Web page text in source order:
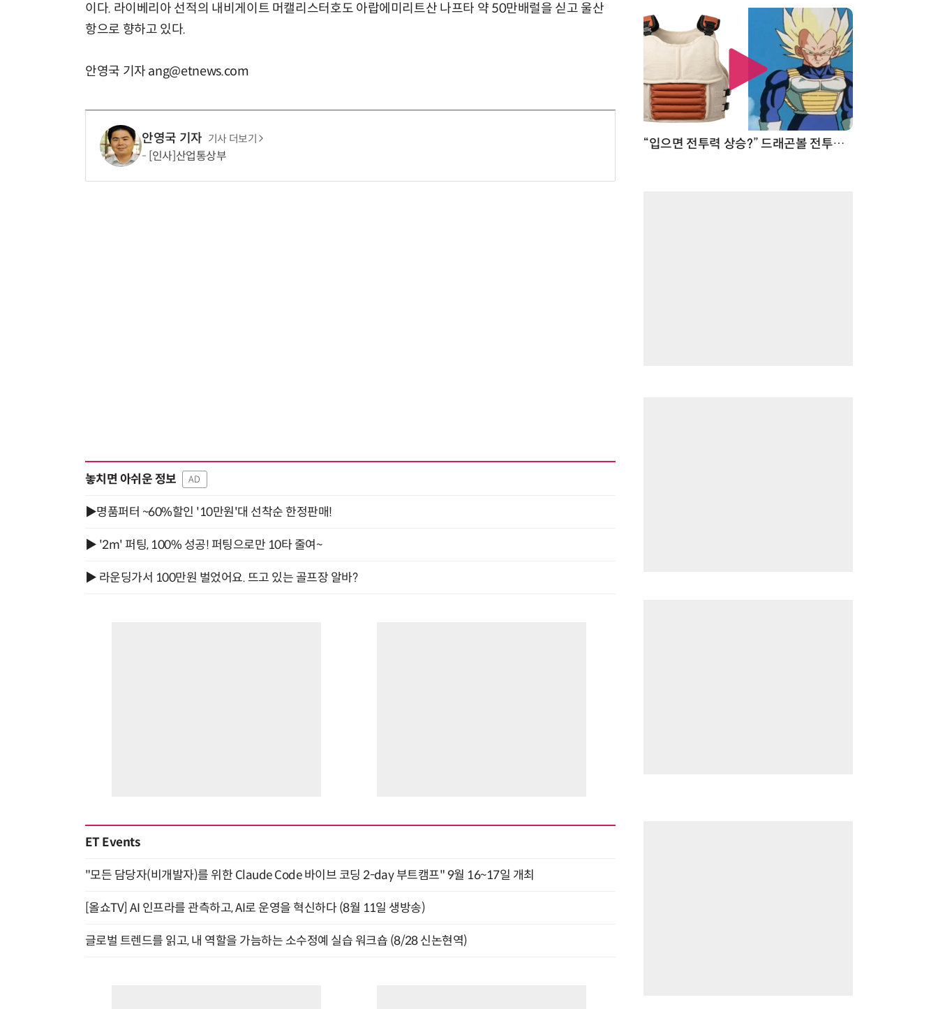
이다. 라이베리아 선적의 내비게이트 머캘리스터호도 아랍에미리트산 나프타 약 50만배럴을 싣고 울산
항으로 향하고 있다.
안영국 기자 ang@etnews.com
안영국 기자 기사 더보기
[인사]산업통상부
놓치면 아쉬운 정보 AD
▶명품퍼터 ~60%할인 '10만원'대 선착순 한정판매!
▶ '2m' 퍼팅, 100% 성공! 퍼팅으로만 10타 줄여~
▶ 라운딩가서 100만원 벌었어요. 뜨고 있는 골프장 알바?
ET Events
"모든 담당자(비개발자)를 위한 Claude Code 바이브 코딩 2-day 부트캠프" 9월 16~17일 개최
[올쇼TV] AI 인프라를 관측하고, AI로 운영을 혁신하다 (8월 11일 생방송)
글로벌 트렌드를 읽고, 내 역할을 가늠하는 소수정예 실습 워크숍 (8/28 신논현역)
“입으면 전투력 상승?” 드래곤볼 전투복 닮은 중량조끼